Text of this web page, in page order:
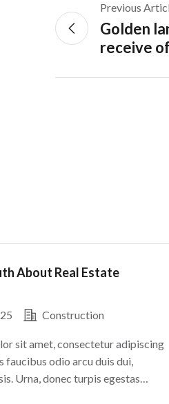
Previous
Golden
receive
About Real Estate
Construction
sit amet, consectetur adipiscing
faucibus odio arcu duis dui,
Urna, donec turpis egestas